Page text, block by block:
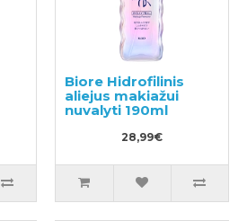
Biore Hidrofilinis
aliejus makiažui
nuvalyti 190ml
28,99€